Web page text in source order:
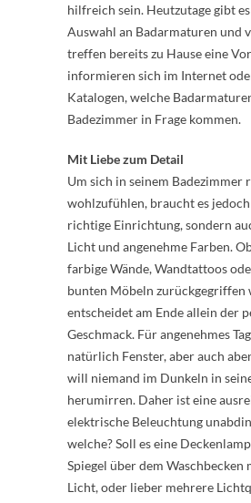
hilfreich sein. Heutzutage gibt
Auswahl an Badarmaturen und
treffen bereits zu Hause eine
informieren sich im Internet
Katalogen, welche
Badezimmer in Frage kommen.
Mit Liebe zum Detail
Um sich in seinem Badezimmer
wohlzufühlen, braucht es
richtige Einrichtung, sondern
Licht und angenehme Farben.
farbige Wände, Wandtattoos
bunten Möbeln zurückgegriffen
entscheidet am Ende allein der
Geschmack. Für angenehmes
natürlich Fenster, aber auch
will niemand im Dunkeln in
herumirren. Daher ist eine
elektrische Beleuchtung
welche? Soll es eine
Spiegel über dem
Licht, oder lieber mehrere